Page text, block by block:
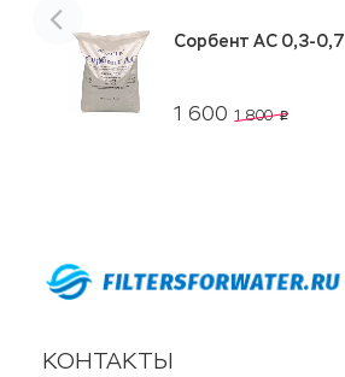
1 600 1 800p
Сорбент АС 0,3-0,7
КОНТАКТЫ